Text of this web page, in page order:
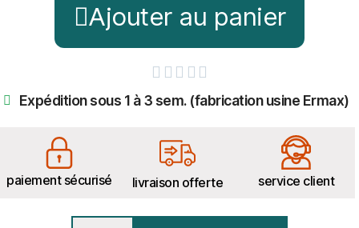
Ajouter au panier
    
Expédition sous 1 à 3 sem. (fabrication usine Ermax)
paiement sécurisé livraison offerte service client